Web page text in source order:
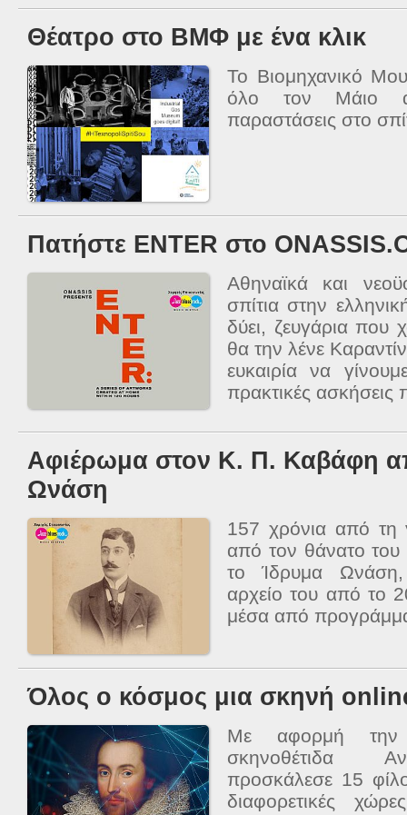
Θέατρο στο ΒΜΦ με ένα κλικ
Το Βιομηχανικό
όλο τον Μάιο
παραστάσεις στο
Πατήστε ENTER στο
Αθηναϊκά και
σπίτια στην
δύει, ζευγάρια που
θα την λένε
ευκαιρία να
πρακτικές ασκήσεις
Αφιέρωμα στον Κ. Π. Καβάφη
Ωνάση
157 χρόνια από τη
από τον θάνατο
το Ίδρυμα Ωνάση,
αρχείο του από το
μέσα από
Όλος ο κόσμος μια σκηνή
Με αφορμή
σκηνοθέτιδα
προσκάλεσε 15
διαφορετικές